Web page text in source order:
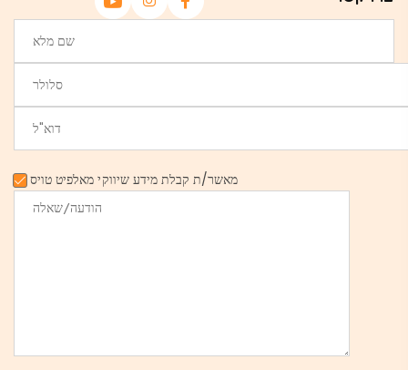
מאשר/ת קבלת מידע שיווקי מאלפיט טויס